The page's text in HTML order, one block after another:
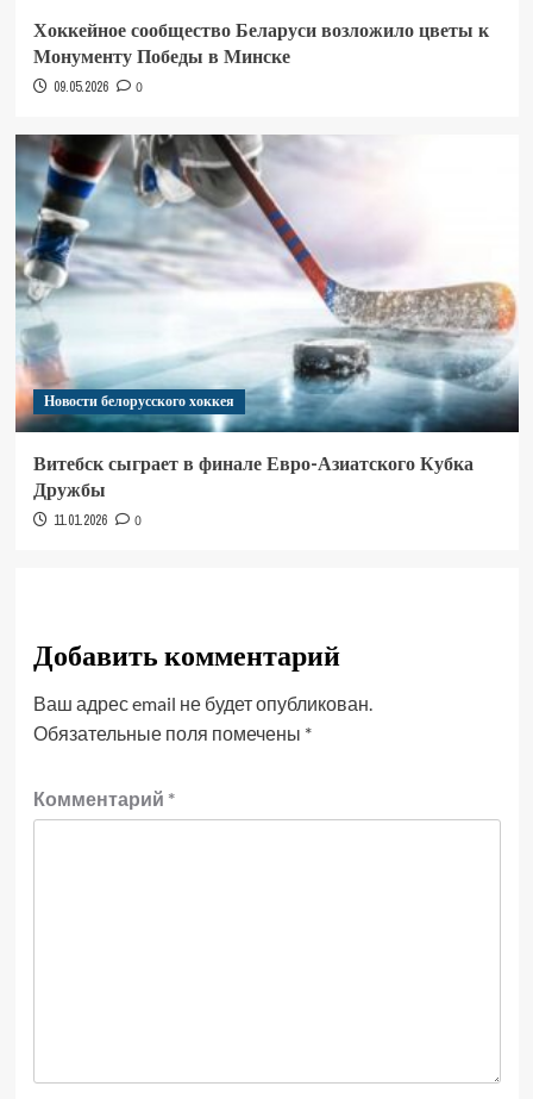
Хоккейное сообщество Беларуси возложило цветы к
Монументу Победы в Минске
09.05.2026 0
Новости белорусского хоккея
Витебск сыграет в финале Евро-Азиатского Кубка
Дружбы
11.01.2026 0
Добавить комментарий
Ваш адрес email не будет опубликован.
Обязательные поля помечены *
Комментарий *